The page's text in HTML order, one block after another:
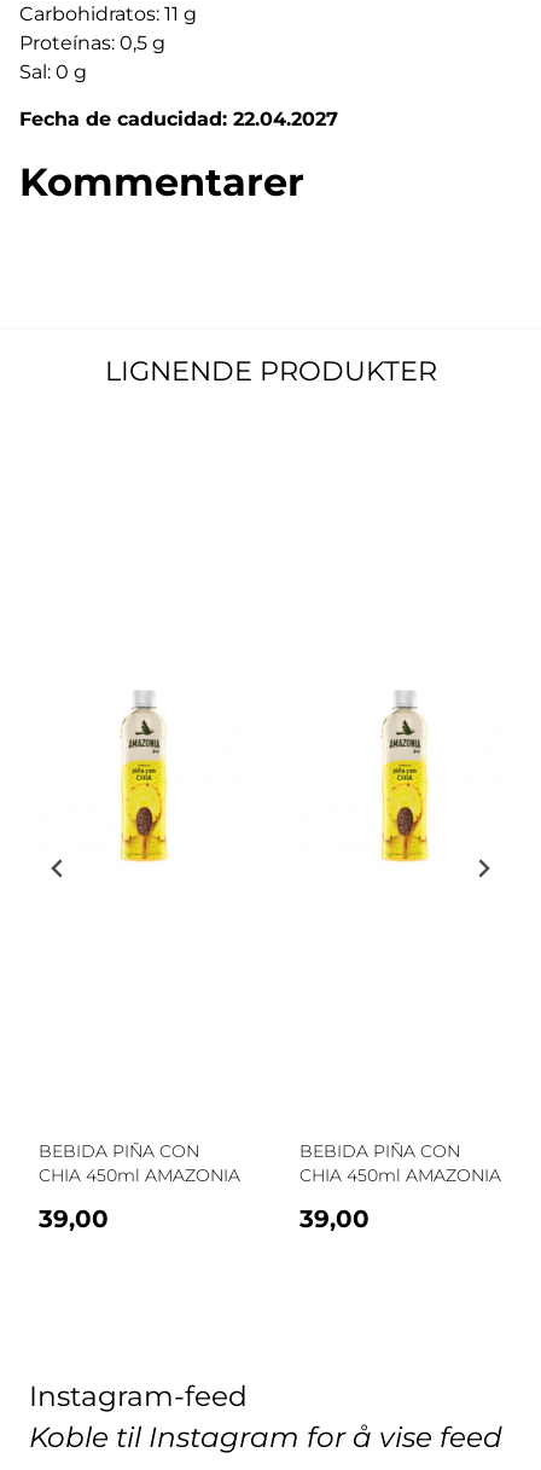
Carbohidratos: 11 g
Proteínas: 0,5 g
Sal: 0 g
Fecha de caducidad: 22.04.2027
Kommentarer
LIGNENDE PRODUKTER
BEBIDA PIÑA CON
CHIA 450ml AMAZONIA
39,00
BEBIDA PIÑA CON
CHIA 450ml AMAZONIA
39,00
Instagram-feed
Koble til Instagram for å vise feed